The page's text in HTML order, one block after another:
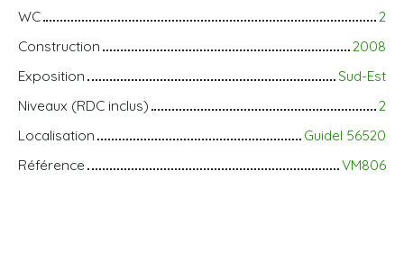
WC
2
Construction
2008
Exposition
Sud-Est
Niveaux (RDC inclus)
2
Localisation
Guidel 56520
Référence
VM806